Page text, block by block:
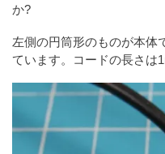
か?
左側の円筒形のものが本体
ています。コードの長さは